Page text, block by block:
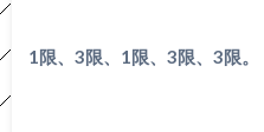
1限、3限、1限、3限、3限。